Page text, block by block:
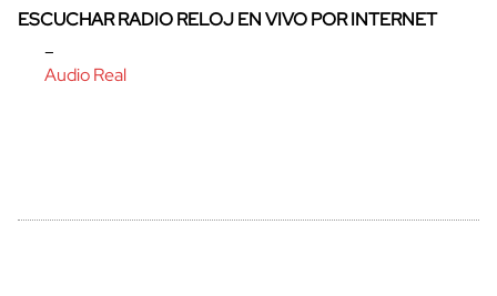
ESCUCHAR RADIO RELOJ EN VIVO POR INTERNET
–
Audio Real